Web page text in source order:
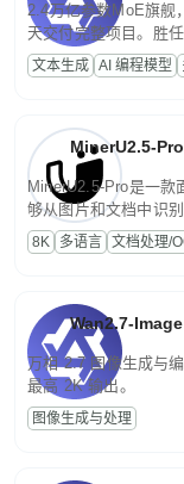
2.4万亿参数MoE旗舰
天交付完整项目。胜
话端到端交付生产级
程，支持超长文档与
文本生成 AI 编程模型
MinerU2.5-Pro
MinerU2.5-Pro是一款
够从图片和文档中识
为便于存储、检索和
8K 多语言 文档处理/
Wan2.7-Image
万相 2.7 图像生成与
最高 2K 输出。
图像生成与处理